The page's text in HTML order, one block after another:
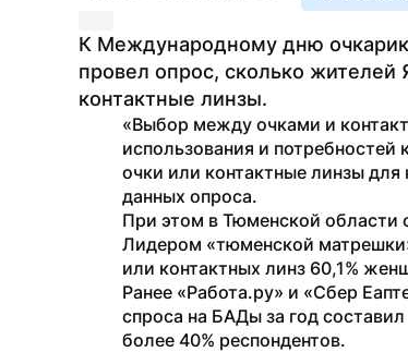
К Международному дню
провел опрос, сколько жителей
контактные линзы.
«Выбор между очками и
использования и
очки или контактные линзы
данных опроса.
При этом в Тюменской
Лидером «тюменской
или контактных линз 60,1%
Ранее «Работа.ру» и «Сбер
спроса на БАДы за год
более 40% респондентов.